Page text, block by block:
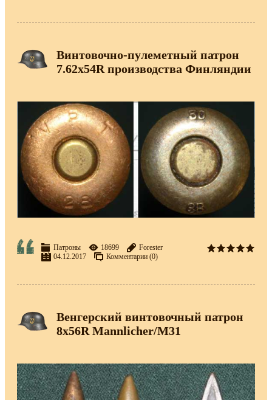
Винтовочно-пулеметный патрон
7.62х54R производства Финляндии
Патроны 18699
Forester
04.12.2017
Комментарии (0)
Венгерский винтовочный патрон
8х56R Mannlicher/М31